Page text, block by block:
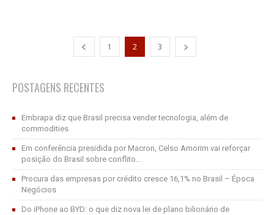
1 2 3
POSTAGENS RECENTES
Embrapa diz que Brasil precisa vender tecnologia, além de
commodities
Em conferência presidida por Macron, Celso Amorim vai reforçar
posição do Brasil sobre conflito...
Procura das empresas por crédito cresce 16,1% no Brasil – Época
Negócios
Do iPhone ao BYD: o que diz nova lei de plano bilionário de